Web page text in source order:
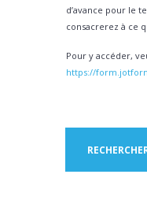
d’avance pour le
consacrerez à ce
Pour y accéder,
https://